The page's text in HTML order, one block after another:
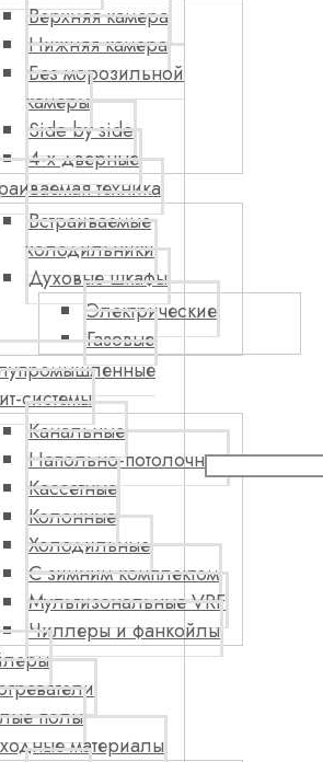
Верхняя камера
Нижняя камера
Без морозильной
камеры
Side by side
4-х дверные
техника
Встраиваемые
холодильники
Духовые шкафы
Электрические
Газовые
системы
Канальные
Напольно-потолочные
Кассетные
Колонные
Холодильные
С зимним комплектом
Мультизональные VRF
Чиллеры и фанкойлы
полы
материалы